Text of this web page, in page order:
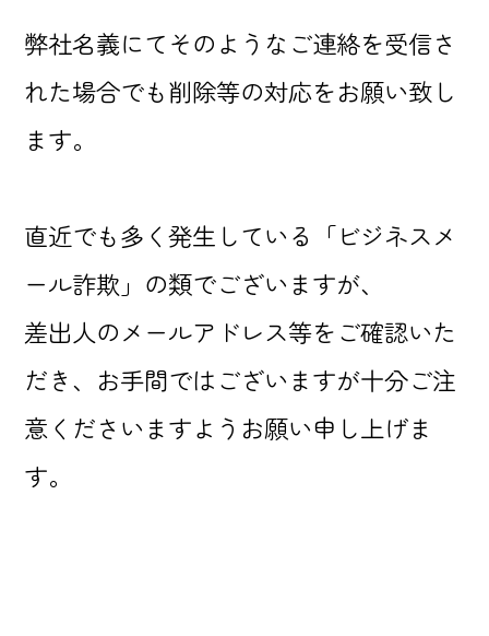
弊社名義にてそのようなご連絡を受信さ
れた場合でも削除等の対応をお願い致し
ます。
直近でも多く発生している「ビジネスメ
ール詐欺」の類でございますが、
差出人のメールアドレス等をご確認いた
だき、お手間ではございますが十分ご注
意くださいますようお願い申し上げま
す。